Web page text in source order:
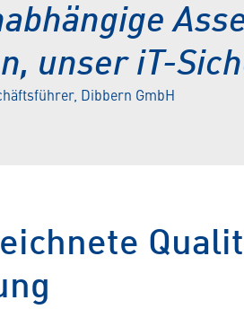
unser iT-
Dibbern GmbH